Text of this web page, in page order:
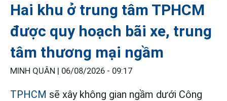
Hai khu ở trung tâm TPHCM
được quy hoạch bãi xe, trung
tâm thương mại ngầm
MINH QUÂN | 06/08/2026 - 09:17
TPHCM sẽ xây không gian ngầm dưới Công